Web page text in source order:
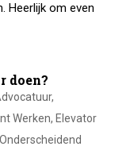
Heerlijk om even
doen?
,
Werken, Elevator
Onderscheidend